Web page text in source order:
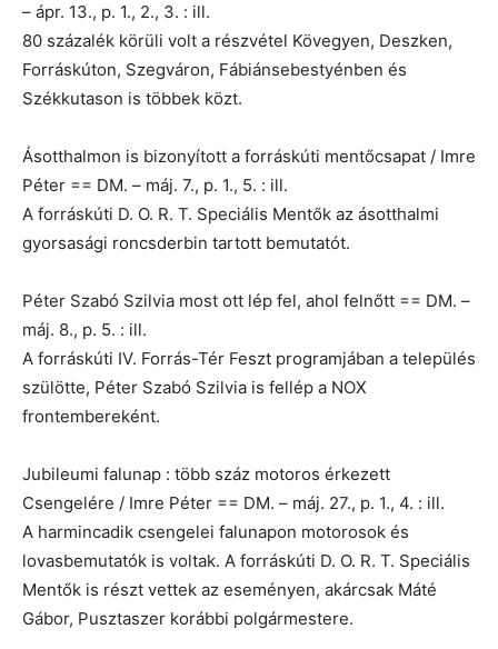
– ápr. 13., p. 1., 2., 3. : ill.
80 százalék körüli volt a részvétel Kövegyen, Deszken,
Forráskúton, Szegváron, Fábiánsebestyénben és
Székkutason is többek közt.
Ásotthalmon is bizonyított a forráskúti mentőcsapat / Imre
Péter == DM. – máj. 7., p. 1., 5. : ill.
A forráskúti D. O. R. T. Speciális Mentők az ásotthalmi
gyorsasági roncsderbin tartott bemutatót.
Péter Szabó Szilvia most ott lép fel, ahol felnőtt == DM. –
máj. 8., p. 5. : ill.
A forráskúti IV. Forrás-Tér Feszt programjában a település
szülötte, Péter Szabó Szilvia is fellép a NOX
frontembereként.
Jubileumi falunap : több száz motoros érkezett
Csengelére / Imre Péter == DM. – máj. 27., p. 1., 4. : ill.
A harmincadik csengelei falunapon motorosok és
lovasbemutatók is voltak. A forráskúti D. O. R. T. Speciális
Mentők is részt vettek az eseményen, akárcsak Máté
Gábor, Pusztaszer korábbi polgármestere.